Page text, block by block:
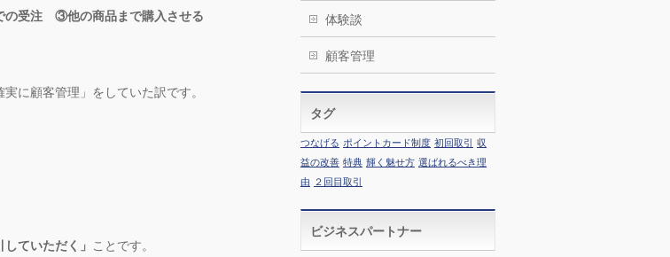
受注 ③他の商品まで購入させる
に顧客管理」をしていた訳です。
ていただく」 ことです。
体験談
顧客管理
タグ
つなげる ポイントカード制度 初回取引 収
益の改善 特典 輝く魅せ方 選ばれるべき理
由
２回目取引
ビジネスパートナー